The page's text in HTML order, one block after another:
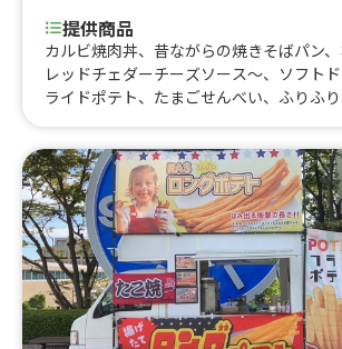
提供商品
カルビ焼肉丼、昔ながらの焼きそばパン
レッドチェダーチーズソース〜、ソフト
ライドポテト、たまごせんべい、ふりふ
ー、炙りロース串、じゃんぼ焼き鳥、大
りハーブフランク、みたらし団子、肉巻
にく醤油から揚げ、霜降り牛串、大阪名
き、ロングポテト